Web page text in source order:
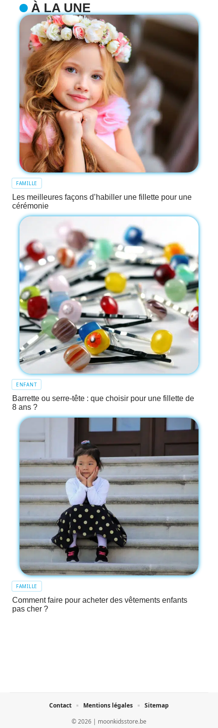
À LA UNE
FAMILLE
Les meilleures façons d’habiller une fillette pour une
cérémonie
ENFANT
Barrette ou serre-tête : que choisir pour une fillette de
8 ans ?
FAMILLE
Comment faire pour acheter des vêtements enfants
pas cher ?
© 2026 | moonkidsstore.be
Contact Mentions légales Sitemap